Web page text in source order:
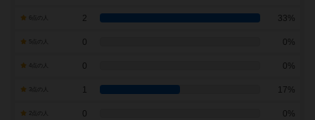
2 33%
0 0%
0 0%
1 17%
0 0%